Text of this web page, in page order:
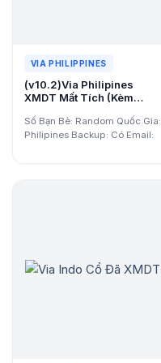
VIA PHILIPPINES
(v10.2)Via Philipines
XMDT Mất Tích (Kèm
Số Bạn Bè: Random Quốc Gia:
Philipines Backup: Có Email: